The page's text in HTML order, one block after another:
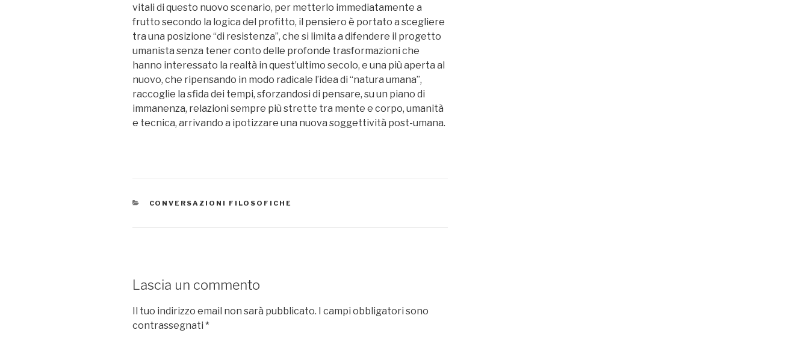
vitali di questo nuovo scenario, per metterlo immediatamente a
frutto secondo la logica del profitto, il pensiero è portato a scegliere
tra una posizione “di resistenza”, che si limita a difendere il progetto
umanista senza tener conto delle profonde trasformazioni che
hanno interessato la realtà in quest’ultimo secolo, e una più aperta al
nuovo, che ripensando in modo radicale l’idea di “natura umana”,
raccoglie la sfida dei tempi, sforzandosi di pensare, su un piano di
immanenza, relazioni sempre più strette tra mente e corpo, umanità
e tecnica, arrivando a ipotizzare una nuova soggettività post-umana.
CATEGORIE
CONVERSAZIONI FILOSOFICHE
Lascia un commento
Il tuo indirizzo email non sarà pubblicato. I campi obbligatori sono
contrassegnati *